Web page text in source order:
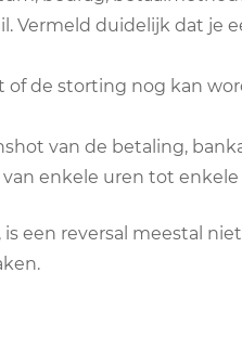
Vermeld duidelijk dat je
of de storting nog kan
van de betaling,
enkele uren tot
een reversal meestal